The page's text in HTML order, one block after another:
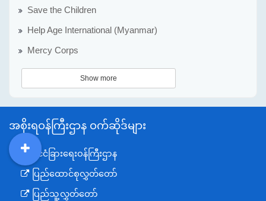
Save the Children
Help Age International (Myanmar)
Mercy Corps
Show more
အစိုးရဝန်ကြီးဌာန ဝက်ဆိုဒ်များ
နိုင်ငံခြားရေးဝန်ကြီးဌာန
ပြည်ထောင်စုလွှတ်တော်
ပြည်သူ့လွှတ်တော်